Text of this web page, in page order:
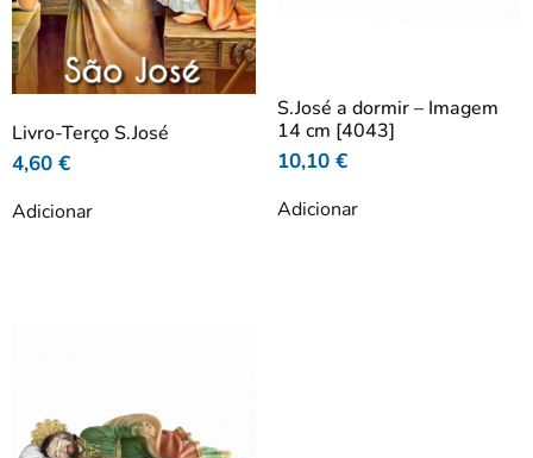
Livro-Terço S.José
4,60 €
Adicionar
S.José a dormir – Imagem
14 cm [4043]
10,10 €
Adicionar